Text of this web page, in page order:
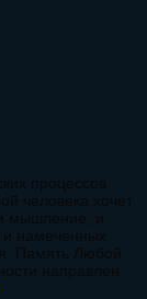
процессов
человека хочет
мышление, и
намеченных
Память Любой
направлен